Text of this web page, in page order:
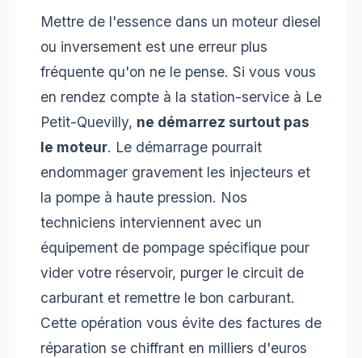
Mettre de l'essence dans un moteur diesel
ou inversement est une erreur plus
fréquente qu'on ne le pense. Si vous vous
en rendez compte à la station-service à Le
Petit-Quevilly, ne démarrez surtout pas
le moteur. Le démarrage pourrait
endommager gravement les injecteurs et
la pompe à haute pression. Nos
techniciens interviennent avec un
équipement de pompage spécifique pour
vider votre réservoir, purger le circuit de
carburant et remettre le bon carburant.
Cette opération vous évite des factures de
réparation se chiffrant en milliers d'euros